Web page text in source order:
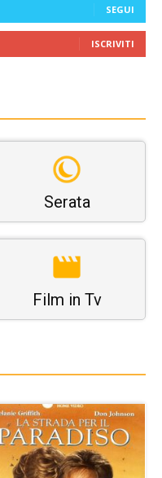
SEGUI
ISCRIVITI
Serata
Film in Tv